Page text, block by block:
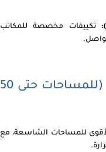
تكييفات مخصصة للمكاتب
خامساً: تكييف ميديا 5 حصان (للمساحات حتى 50
للمساحات الشاسعة، مع